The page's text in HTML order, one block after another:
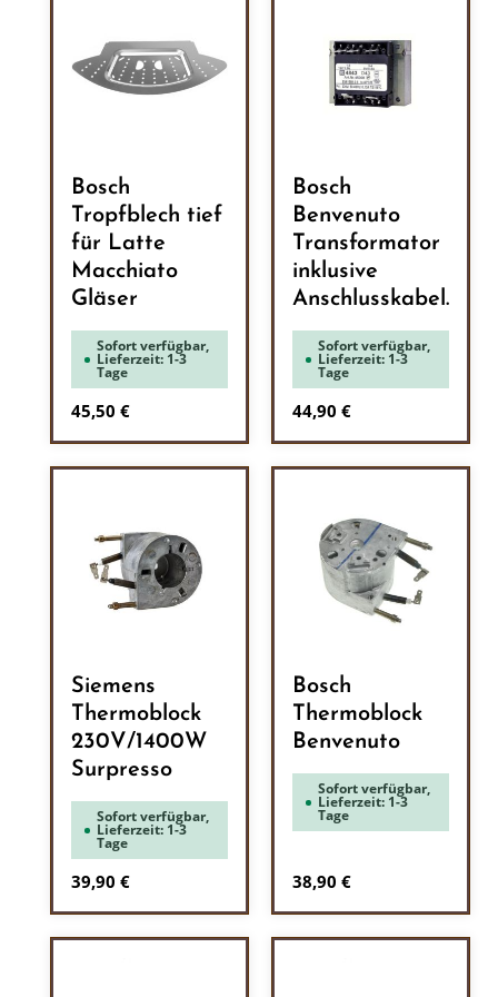
Bosch
Tropfblech tief
für Latte
Macchiato
Gläser
Sofort verfügbar,
Lieferzeit: 1-3
Tage
Regulärer Preis:
45,50 €
Bosch
Benvenuto
Transformator
inklusive
Anschlusskabel.
Sofort verfügbar,
Lieferzeit: 1-3
Tage
Regulärer Preis:
44,90 €
Siemens
Thermoblock
230V/1400W
Surpresso
Sofort verfügbar,
Lieferzeit: 1-3
Tage
Regulärer Preis:
39,90 €
Bosch
Thermoblock
Benvenuto
Sofort verfügbar,
Lieferzeit: 1-3
Tage
Regulärer Preis:
38,90 €